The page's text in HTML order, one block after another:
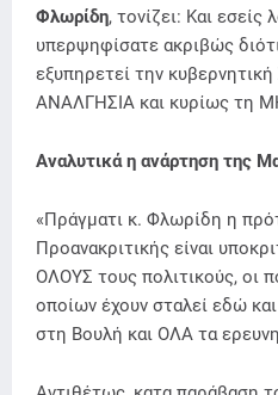
Φλωρίδη, τονίζει: Και εσείς
υπερψηφίσατε ακριβώς
εξυπηρετεί την
ΑΝΑΛΓΗΣΙΑ και κυρίως τη
Αναλυτικά η ανάρτηση της
«Πράγματι κ. Φλωρίδη η
Προανακριτικής είναι
ΟΛΟΥΣ τους πολιτικούς, οι
οποίων έχουν σταλεί εδώ
στη Βουλή και ΟΛΑ τα